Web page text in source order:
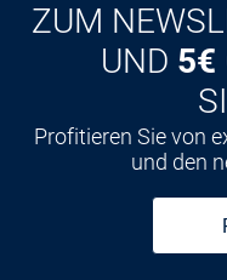
ZUM
UND 5€
Profitieren Sie von
und den